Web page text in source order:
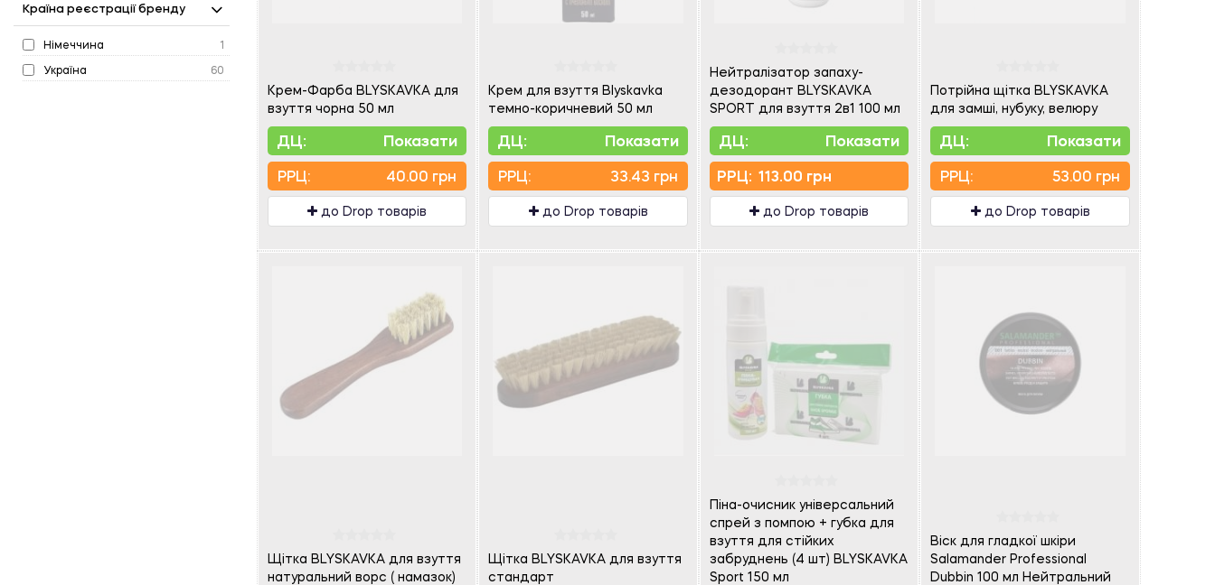
Країна реєстрації бренду
Німеччина
1
Україна
60
Крем-Фарба BLYSKAVKA для
взуття чорна 50 мл
ДЦ: Показати
PPЦ: 40.00 грн
до Drop товарів
Крем для взуття Blyskavka
темно-коричневий 50 мл
ДЦ: Показати
PPЦ: 33.43 грн
до Drop товарів
Нейтралізатор запаху-
дезодорант BLYSKAVKA
SPORT для взуття 2в1 100 мл
ДЦ: Показати
PPЦ: 113.00 грн
до Drop товарів
Потрійна щітка BLYSKAVKA
для замші, нубуку, велюру
ДЦ: Показати
PPЦ: 53.00 грн
до Drop товарів
Щітка BLYSKAVKA для взуття
натуральний ворс ( намазок)
Щітка BLYSKAVKA для взуття
стандарт
Піна-очисник універсальний
спрей з помпою + губка для
взуття для стійких
забруднень (4 шт) BLYSKAVKA
Sport 150 мл
Віск для гладкої шкіри
Salamander Professional
Dubbin 100 мл Нейтральний